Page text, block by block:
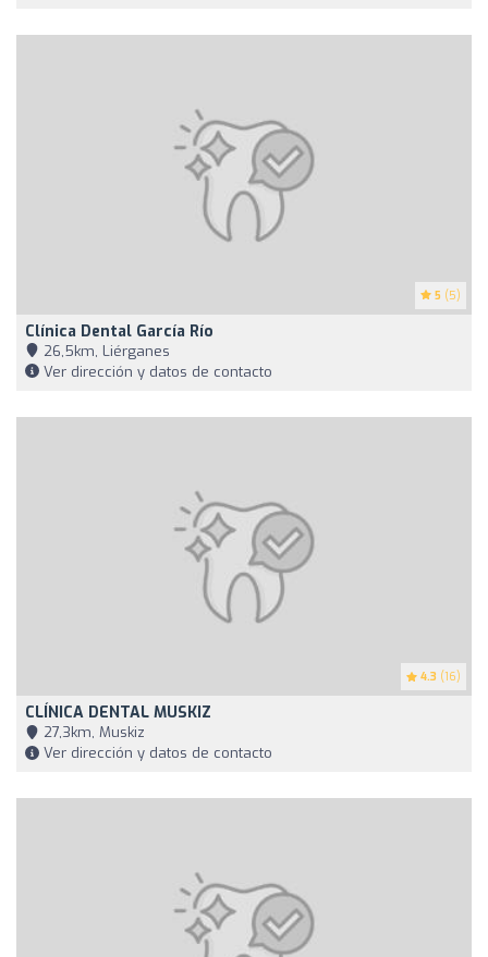
5 (5)
Clínica Dental García Río
26,5km, Liérganes
Ver dirección y datos de contacto
4.3 (16)
CLÍNICA DENTAL MUSKIZ
27,3km, Muskiz
Ver dirección y datos de contacto